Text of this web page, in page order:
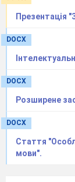
Презентація
DOCX
DOCX
Розширене
DOCX
Стаття
мови".